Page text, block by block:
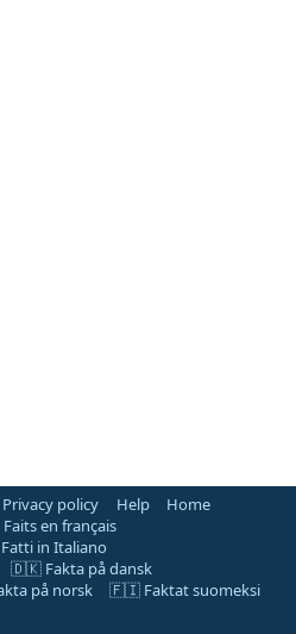
Privacy policy Help
Home
en français
in Italiano
🇩🇰 Fakta på dansk
på norsk
🇫🇮 Faktat suomeksi